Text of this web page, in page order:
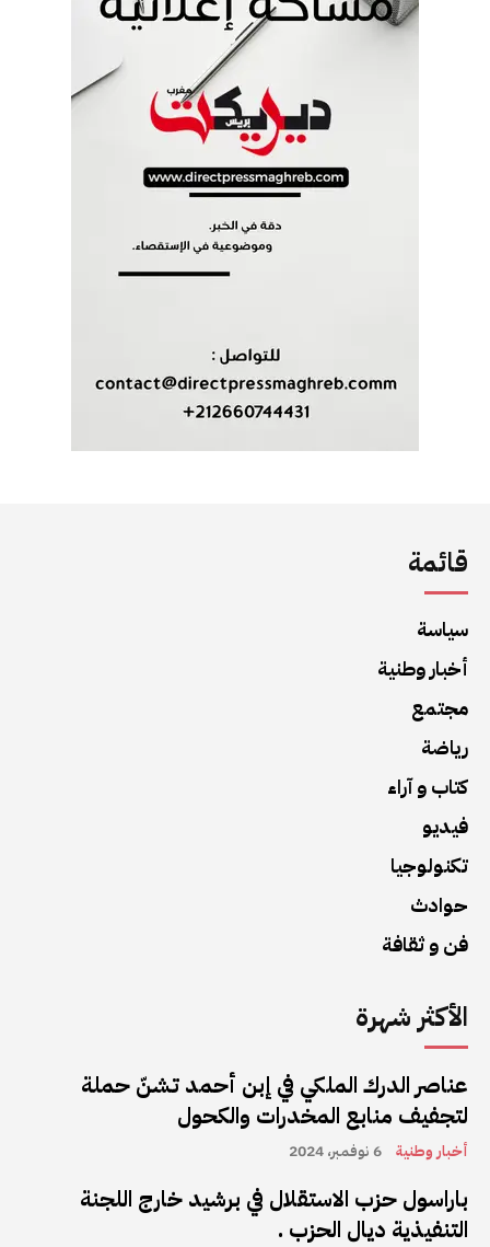
قائمة
سياسة
أخبار وطنية
مجتمع
رياضة
كتاب و آراء
فيديو
تكنولوجيا
حوادث
فن و ثقافة
الأكثر شهرة
عناصر الدرك الملكي في إبن أحمد تشنّ حملة
لتجفيف منابع المخدرات والكحول
أخبار وطنية 6 نوفمبر، 2024
باراسول حزب الاستقلال في برشيد خارج اللجنة
التنفيذية ديال الحزب .